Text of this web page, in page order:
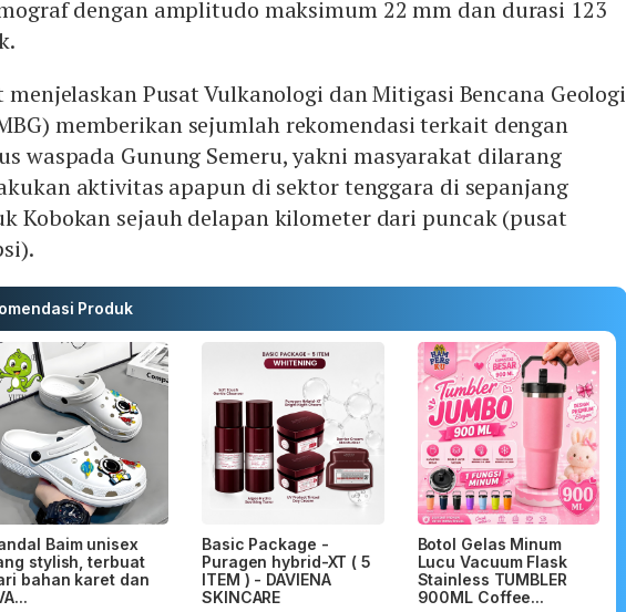
dengan amplitudo maksimum 22 mm dan durasi 123
menjelaskan Pusat Vulkanologi dan Mitigasi Bencana Geologi
memberikan sejumlah rekomendasi terkait dengan
waspada Gunung Semeru, yakni masyarakat dilarang
aktivitas apapun di sektor tenggara di sepanjang
Kobokan sejauh delapan kilometer dari puncak (pusat
Produk
Baim unisex
stylish, terbuat
bahan karet dan
Basic Package -
Puragen hybrid-XT ( 5
ITEM ) - DAVIENA
SKINCARE
Botol Gelas Minum
Lucu Vacuum Flask
Stainless TUMBLER
900ML Coffee...